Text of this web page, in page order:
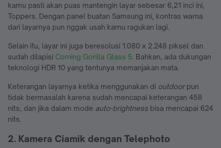
kamu pasti akan puas mantengin layar sebesar 6,21 inci ini,
Toppers. Dengan panel buatan Samsung ini, kontras warna
dari layarnya pun nggak usah kamu ragukan lagi.
Selain itu, layar ini juga beresolusi 1.080 x 2.248 piksel dan
sudah dilapisi Corning Gorilla Glass 5. Bahkan, ada dukungan
teknologi HDR 10 yang tentunya memanjakan mata.
Keterangan layarnya ketika menggunakan di outdoorpun
tidak bermasalah karena sudah mencapai keterangan 458
nits, dan jika dalam mode auto-brightness bisa mencapai 624
nits.
2. Kamera Ciamik dengan Telephoto